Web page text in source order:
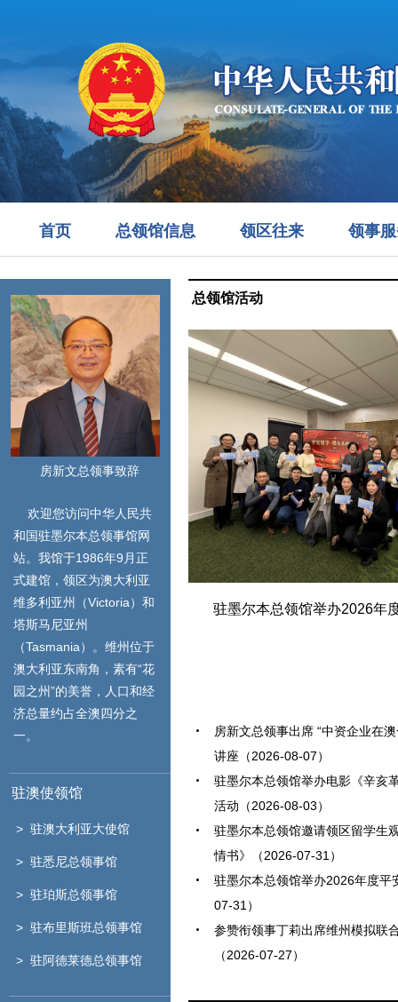
首页 总领馆信息 领区往来 领事
房新文总领事致辞
欢迎您访问中华人民共
和国驻墨尔本总领事馆网
站。我馆于1986年9月正
式建馆，领区为澳大利亚
维多利亚州（Victoria）和
塔斯马尼亚州
（Tasmania）。维州位于
澳大利亚东南角，素有“花
园之州”的美誉，人口和经
济总量约占全澳四分之
一。
驻澳使领馆
> 驻澳大利亚大使馆
> 驻悉尼总领事馆
> 驻珀斯总领事馆
> 驻布里斯班总领事馆
> 驻阿德莱德总领事馆
总领馆活动
留学生观看国产影片《给阿
情书》
驻墨尔本总领馆举办2026年
房新文总领事出席 “中资企业在
讲座（2026-08-07）
驻墨尔本总领馆举办电影《辛亥
活动（2026-08-03）
驻墨尔本总领馆邀请领区留学生
情书》（2026-07-31）
驻墨尔本总领馆举办2026年度平
07-31）
参赞衔领事丁莉出席维州模拟联
（2026-07-27）
合国秘书长古特雷斯 习近平会见柬埔寨